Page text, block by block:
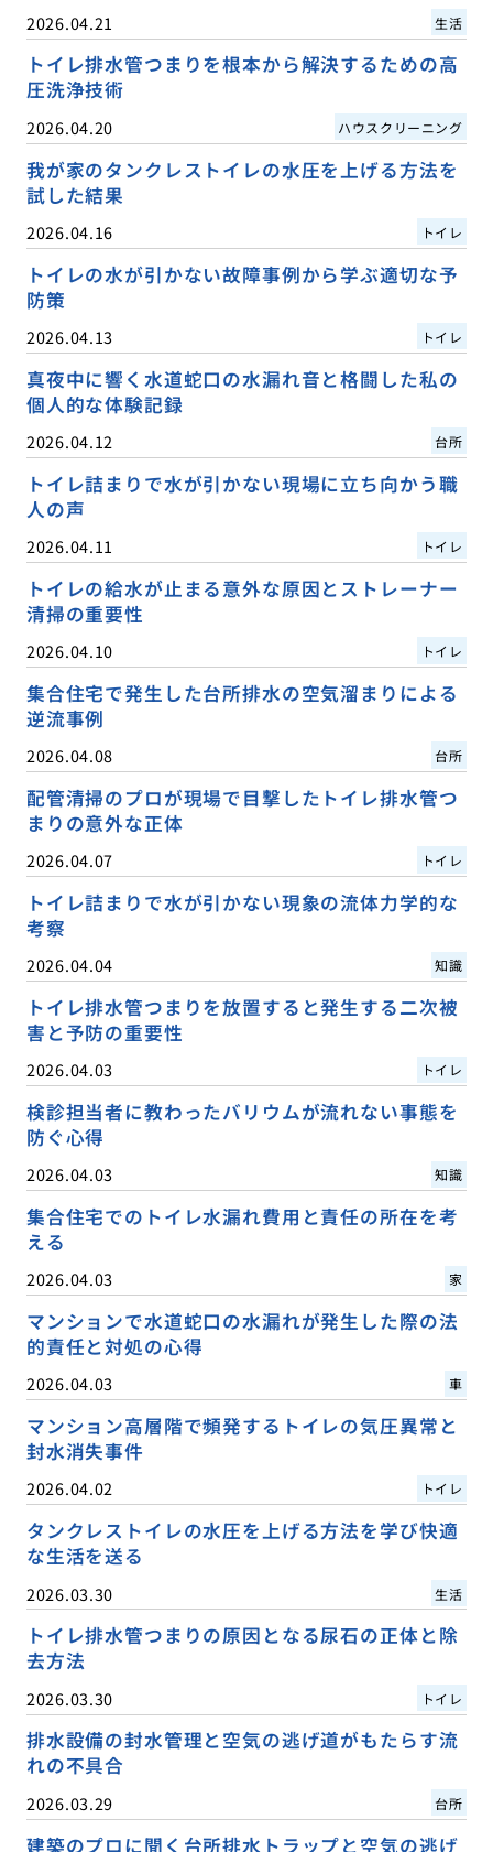
2026.04.21 生活
トイレ排水管つまりを根本から解決するための高
圧洗浄技術
2026.04.20 ハウスクリーニング
我が家のタンクレストイレの水圧を上げる方法を
試した結果
2026.04.16 トイレ
トイレの水が引かない故障事例から学ぶ適切な予
防策
2026.04.13 トイレ
真夜中に響く水道蛇口の水漏れ音と格闘した私の
個人的な体験記録
2026.04.12 台所
トイレ詰まりで水が引かない現場に立ち向かう職
人の声
2026.04.11 トイレ
トイレの給水が止まる意外な原因とストレーナー
清掃の重要性
2026.04.10 トイレ
集合住宅で発生した台所排水の空気溜まりによる
逆流事例
2026.04.08 台所
配管清掃のプロが現場で目撃したトイレ排水管つ
まりの意外な正体
2026.04.07 トイレ
トイレ詰まりで水が引かない現象の流体力学的な
考察
2026.04.04 知識
トイレ排水管つまりを放置すると発生する二次被
害と予防の重要性
2026.04.03 トイレ
検診担当者に教わったバリウムが流れない事態を
防ぐ心得
2026.04.03 知識
集合住宅でのトイレ水漏れ費用と責任の所在を考
える
2026.04.03 家
マンションで水道蛇口の水漏れが発生した際の法
的責任と対処の心得
2026.04.03 車
マンション高層階で頻発するトイレの気圧異常と
封水消失事件
2026.04.02 トイレ
タンクレストイレの水圧を上げる方法を学び快適
な生活を送る
2026.03.30 生活
トイレ排水管つまりの原因となる尿石の正体と除
去方法
2026.03.30 トイレ
排水設備の封水管理と空気の逃げ道がもたらす流
れの不具合
2026.03.29 台所
建築のプロに聞く台所排水トラップと空気の逃げ